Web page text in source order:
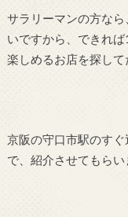
サラリーマンの方な
いですから、できれ
楽しめるお店を探して
京阪の守口市駅のす
で、紹介させてもらい